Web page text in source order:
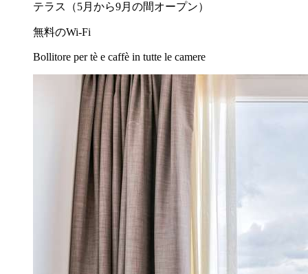
テラス（5月から9月の間オープン）
無料のWi-Fi
Bollitore per tè e caffè in tutte le camere